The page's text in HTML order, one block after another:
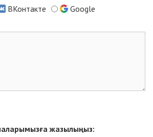
ВКонтакте
Google
жазылыңыз: